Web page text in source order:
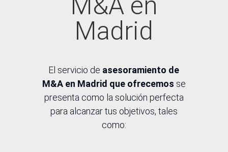
Madrid
El servicio de asesoramiento de
M&A en Madrid que ofrecemos se
presenta como la solución perfecta
para alcanzar tus objetivos, tales
como: